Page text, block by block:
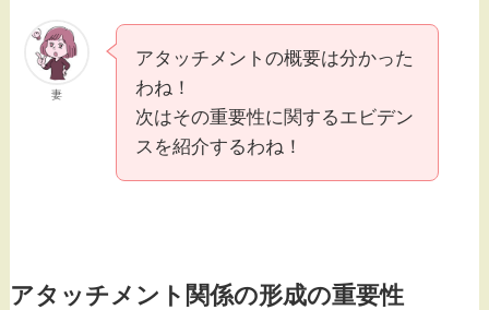
妻
アタッチメントの概要は分かった
わね！
次はその重要性に関するエビデン
スを紹介するわね！
アタッチメント関係の形成の重要性